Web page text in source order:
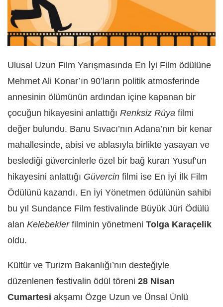
Ulusal Uzun Film Yarışmasında En İyi Film ödülüne
Mehmet Ali Konar’ın 90’ların politik atmosferinde
annesinin ölümünün ardından içine kapanan bir
çocuğun hikayesini anlattığı Renksiz Rüya filmi
değer bulundu. Banu Sıvacı’nın Adana’nın bir kenar
mahallesinde, abisi ve ablasıyla birlikte yasayan ve
beslediği güvercinlerle özel bir bağ kuran Yusuf’un
hikayesini anlattığı Güvercin filmi ise En İyi İlk Film
Ödülünü kazandı. En İyi Yönetmen ödülünün sahibi
bu yıl Sundance Film festivalinde Büyük Jüri Ödülü
alan Kelebeklerfilminin yönetmeni Tolga Karaçelik
oldu.
Kültür ve Turizm Bakanlığı’nın desteğiyle
düzenlenen festivalin ödül töreni 28 Nisan
Cumartesi akşamı Özge Uzun ve Ünsal Ünlü